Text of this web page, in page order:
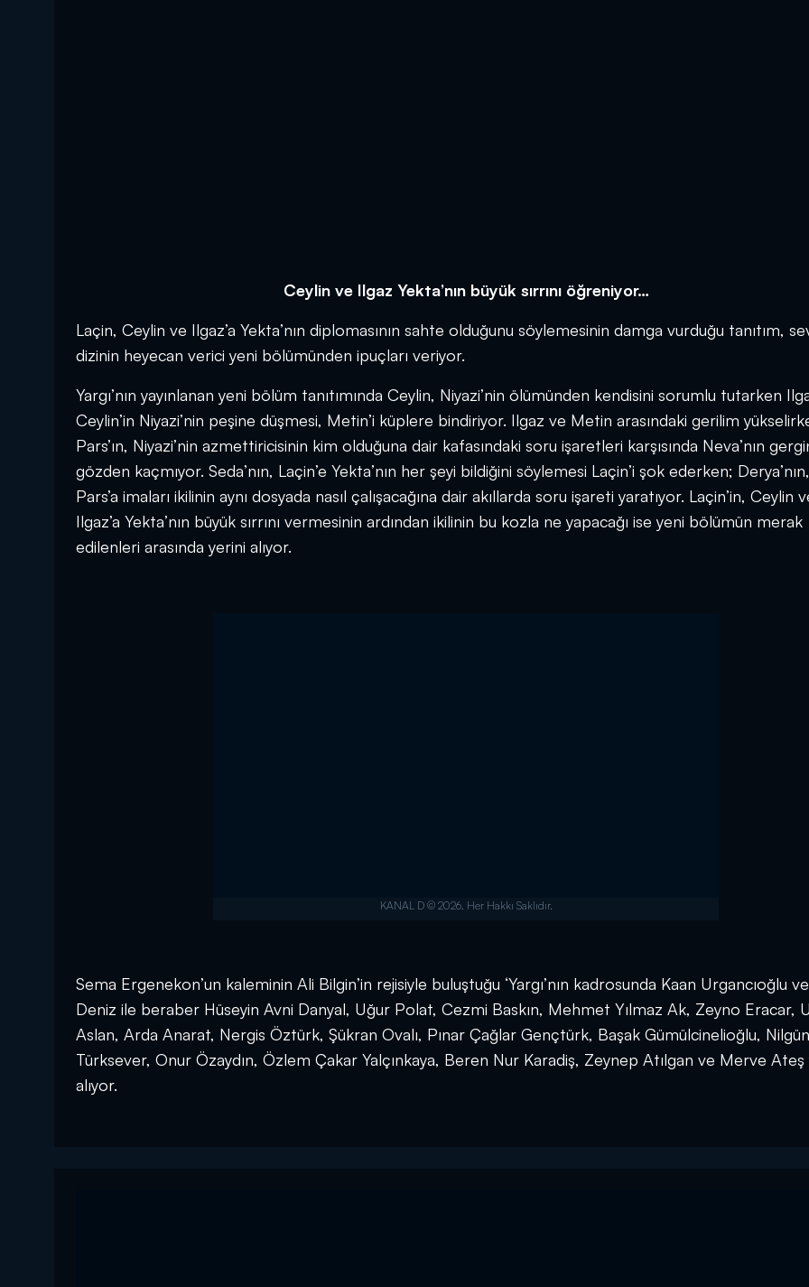
Ceylin ve Ilgaz Yekta’nın büyük sırrını öğreniyor…
Laçin, Ceylin ve Ilgaz’a Yekta’nın diplomasının sahte olduğunu söylemesinin damga vurduğu tanıtım,
dizinin heyecan verici yeni bölümünden ipuçları veriyor.
Yargı’nın yayınlanan yeni bölüm tanıtımında Ceylin, Niyazi’nin ölümünden kendisini sorumlu tutarken
Ceylin’in Niyazi’nin peşine düşmesi, Metin’i küplere bindiriyor. Ilgaz ve Metin arasındaki gerilim
Pars’ın, Niyazi’nin azmettiricisinin kim olduğuna dair kafasındaki soru işaretleri karşısında Neva’nın
gözden kaçmıyor. Seda’nın, Laçin’e Yekta’nın her şeyi bildiğini söylemesi Laçin’i şok ederken; Derya’nın,
Pars’a imaları ikilinin aynı dosyada nasıl çalışacağına dair akıllarda soru işareti yaratıyor. Laçin’in, Ceylin
Ilgaz’a Yekta’nın büyük sırrını vermesinin ardından ikilinin bu kozla ne yapacağı ise yeni bölümün merak
edilenleri arasında yerini alıyor.
Sema Ergenekon’un kaleminin Ali Bilgin’in rejisiyle buluştuğu ‘Yargı’nın kadrosunda Kaan Urgancıoğlu
Deniz ile beraber Hüseyin Avni Danyal, Uğur Polat, Cezmi Baskın, Mehmet Yılmaz Ak, Zeyno Eracar,
Aslan, Arda Anarat, Nergis Öztürk, Şükran Ovalı, Pınar Çağlar Gençtürk, Başak Gümülcinelioğlu, Nilgün
Türksever, Onur Özaydın, Özlem Çakar Yalçınkaya, Beren Nur Karadiş, Zeynep Atılgan ve Merve
alıyor.